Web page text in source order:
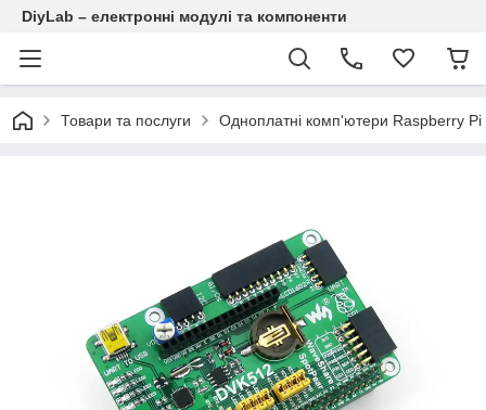
DiyLab – електронні модулі та компоненти
Товари та послуги Одноплатні комп'ютери Raspberry Pi